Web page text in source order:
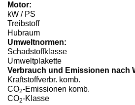
Motor:
kW / PS
Treibstoff
Hubraum
Umweltnormen:
Schadstoffklasse
Umweltplakette
Verbrauch und Emissionen nach
Kraftstoffverbr. komb.
CO2-Emissionen komb.
CO2-Klasse